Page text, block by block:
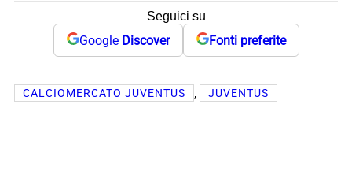
Seguici su
Google Discover Fonti preferite
CALCIOMERCATO JUVENTUS , JUVENTUS